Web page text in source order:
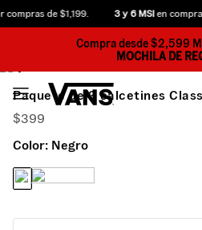
de $1,199. 3 y 6 MSIen
Compra desde $2,599
MOCHILA DE
Paquete de 3 calcetines
$399
Color: Negro